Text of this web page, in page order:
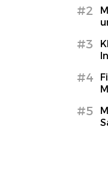
#2
#3
#4
#5